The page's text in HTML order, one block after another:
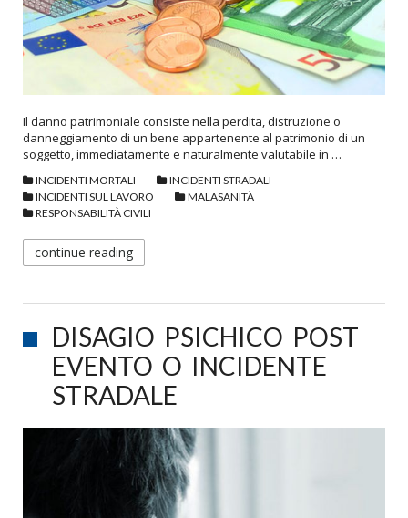
Il danno patrimoniale consiste nella perdita, distruzione o
danneggiamento di un bene appartenente al patrimonio di un
soggetto, immediatamente e naturalmente valutabile in …
INCIDENTI MORTALI
INCIDENTI STRADALI
INCIDENTI SUL LAVORO
MALASANITÀ
RESPONSABILITÀ CIVILI
continue reading
DISAGIO PSICHICO POST
EVENTO O INCIDENTE
STRADALE